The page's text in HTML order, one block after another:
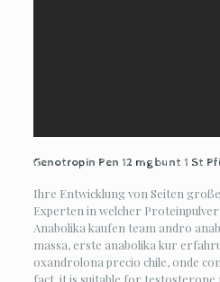
Genotropin Pen 12 mg bunt 1 St
Ihre Entwicklung von Seiten
Experten in welcher
Anabolika kaufen team andro
massa, erste anabolika kur
oxandrolona precio chile, onde